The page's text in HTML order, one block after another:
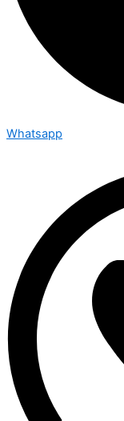
Whatsapp